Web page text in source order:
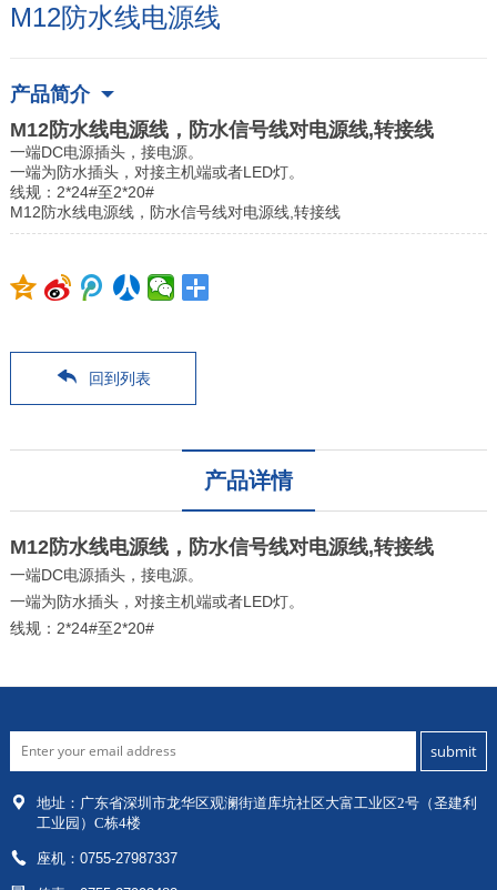
M12防水线电源线
产品简介
M12防水线电源线，防水信号线对电源线,转接线
一端DC电源插头，接电源。
一端为防水插头，对接主机端或者LED灯。
线规：2*24#至2*20#
M12防水线电源线，防水信号线对电源线,转接线
回到列表
产品详情
M12防水线电源线，防水信号线对电源线,转接线
一端DC电源插头，接电源。
一端为防水插头，对接主机端或者LED灯。
线规：2*24#至2*20#
地址： 广东省深圳市龙华区观澜街道库坑社区大富工业区2号（圣建利
工业园）C栋4楼
座机：0755-27987337